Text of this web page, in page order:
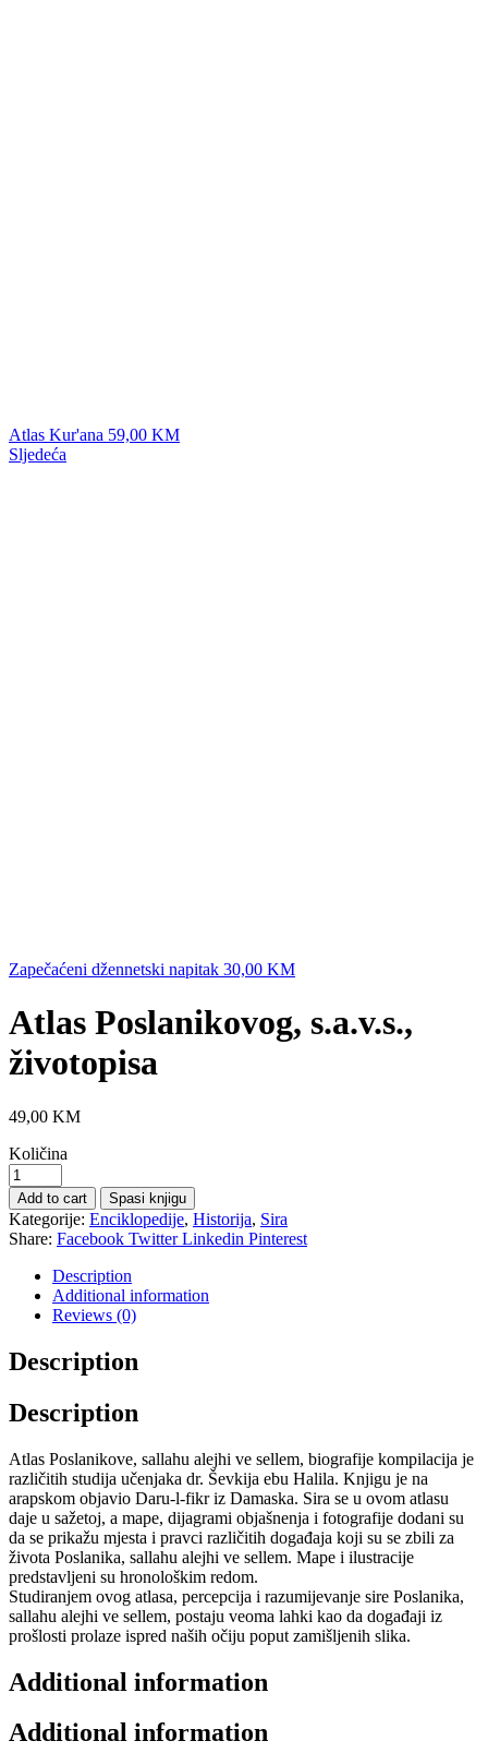
Atlas Kur'ana 59,00 KM
Sljedeća
Zapečaćeni džennetski napitak 30,00 KM
Atlas Poslanikovog, s.a.v.s.,
životopisa
49,00 KM
Količina
Add to cart Spasi knjigu
Kategorije: Enciklopedije, Historija, Sira
Share: Facebook Twitter Linkedin Pinterest
Description
Additional information
Reviews (0)
Description
Description
Atlas Poslanikove, sallahu alejhi ve sellem, biografije kompilacija je
različitih studija učenjaka dr. Ševkija ebu Halila. Knjigu je na
arapskom objavio Daru-l-fikr iz Damaska. Sira se u ovom atlasu
daje u sažetoj, a mape, dijagrami objašnenja i fotografije dodani su
da se prikažu mjesta i pravci različitih događaja koji su se zbili za
života Poslanika, sallahu alejhi ve sellem. Mape i ilustracije
predstavljeni su hronološkim redom.
Studiranjem ovog atlasa, percepcija i razumijevanje sire Poslanika,
sallahu alejhi ve sellem, postaju veoma lahki kao da događaji iz
prošlosti prolaze ispred naših očiju poput zamišljenih slika.
Additional information
Additional information